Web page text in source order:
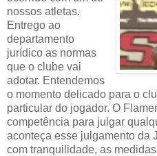
nossos atletas.
Entrego ao
departamento
jurídico as normas
que o clube vai
adotar. Entendemos
o momento delicado para o
particular do jogador. O
competência para julgar
aconteça esse julgamento da
com tranquilidade, as